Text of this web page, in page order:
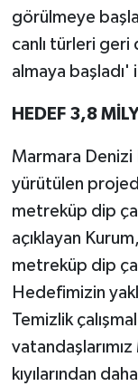
görülmeye
canlı türleri geri
almaya başladı'
HEDEF 3,8
Marmara Denizi
yürütülen
metreküp dip
açıklayan
metreküp dip
Hedefimizin
Temizlik
kıyılarından